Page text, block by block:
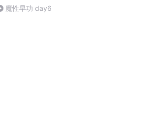
魔性早功 day6